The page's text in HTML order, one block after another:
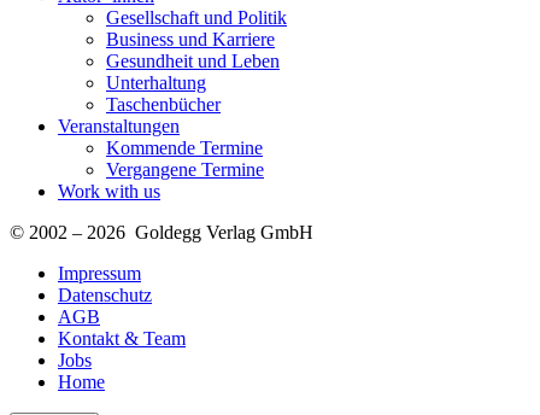
Gesellschaft und Politik
Business und Karriere
Gesundheit und Leben
Unterhaltung
Taschenbücher
Veranstaltungen
Kommende Termine
Vergangene Termine
Work with us
© 2002 – 2026 Goldegg Verlag GmbH
Impressum
Datenschutz
AGB
Kontakt & Team
Jobs
Home